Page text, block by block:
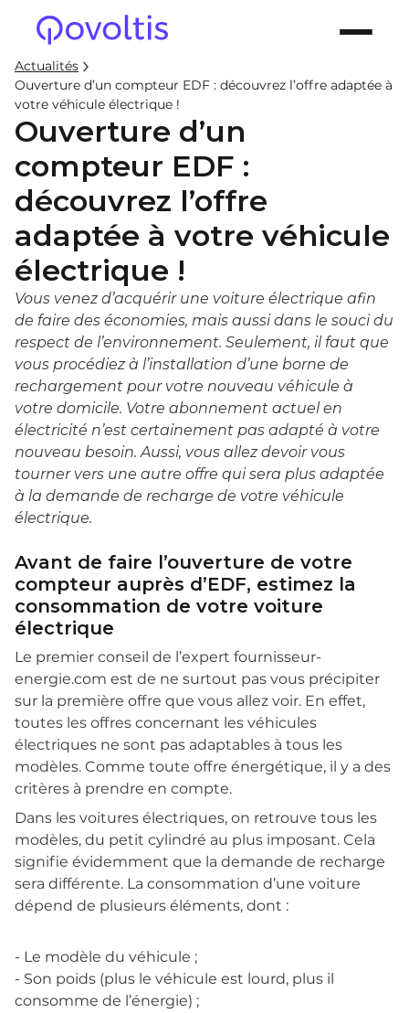
Actualités
Ouverture d’un compteur EDF : découvrez l’offre adaptée à
votre véhicule électrique !
Ouverture d’un
compteur EDF :
découvrez l’offre
adaptée à votre véhicule
électrique !
Vous venez d’acquérir une voiture électrique afin
de faire des économies, mais aussi dans le souci du
respect de l’environnement. Seulement, il faut que
vous procédiez à l’installation d’une borne de
rechargement pour votre nouveau véhicule à
votre domicile. Votre abonnement actuel en
électricité n’est certainement pas adapté à votre
nouveau besoin. Aussi, vous allez devoir vous
tourner vers une autre offre qui sera plus adaptée
à la demande de recharge de votre véhicule
électrique.
Avant de faire l’ouverture de votre
compteur auprès d’EDF, estimez la
consommation de votre voiture
électrique
Le premier conseil de l’expert fournisseur-
energie.com est de ne surtout pas vous précipiter
sur la première offre que vous allez voir. En effet,
toutes les offres concernant les véhicules
électriques ne sont pas adaptables à tous les
modèles. Comme toute offre énergétique, il y a des
critères à prendre en compte.
Dans les voitures électriques, on retrouve tous les
modèles, du petit cylindré au plus imposant. Cela
signifie évidemment que la demande de recharge
sera différente. La consommation d’une voiture
dépend de plusieurs éléments, dont :
- Le modèle du véhicule ;
- Son poids (plus le véhicule est lourd, plus il
consomme de l’énergie) ;